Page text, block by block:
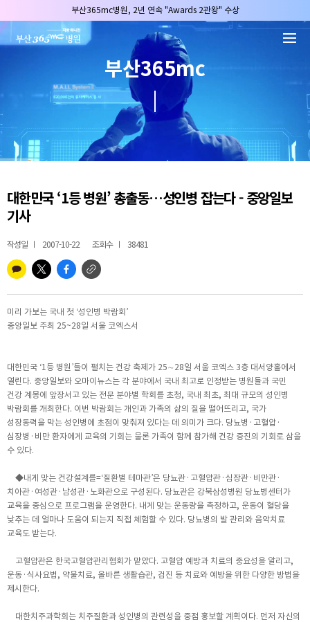
부산365mc병원, 2년 연속 "Awards 2관왕" 수상
2025 "부산365mc 보건복지부 장관상" 수상!
부산365mc병원, 8/15(토) 광복절 정상진료
부산365mc병원, 2년 연속 "Awards 2관왕" 수상
2025 "부산365mc 보건복지부 장관상" 수상!
부산365mc
대한민국 ‘1등 병원’ 총출동…성인병 잡는다 - 중앙일보
기사
작성일 2007-10-22 조회수 38481
미리 가보는 국내 첫 ‘성인병 박람회’
중앙일보 주최 25~28일 서울 코엑스서
대한민국 ‘1등 병원’들이 펼치는 건강 축제가 25∼28일 서울 코엑스 3층 대서양홀에서
열린다. 중앙일보와 오마이뉴스는 각 분야에서 국내 최고로 인정받는 병원들과 국민
건강 계몽에 앞장서고 있는 전문 분야별 학회를 초청, 국내 최초, 최대 규모의 성인병
박람회를 개최한다. 이번 박람회는 개인과 가족의 삶의 질을 떨어뜨리고, 국가
성장동력을 막는 성인병에 초점이 맞춰져 있다는 데 의미가 크다. 당뇨병·고혈압·
심장병·비만 환자에게 교육의 기회는 물론 가족이 함께 참가해 건강 증진의 기회로 삼을
수 있다.
◆내게 맞는 건강설계를=‘질환별 테마관’은 당뇨관·고혈압관·심장관·비만관·
치아관·여성관·남성관·노화관으로 구성된다. 당뇨관은 강북삼성병원 당뇨병센터가
교육을 중심으로 프로그램을 운영한다. 내게 맞는 운동량을 측정하고, 운동이 혈당을
낮추는 데 얼마나 도움이 되는지 직접 체험할 수 있다. 당뇨병의 발 관리와 음악치료
교육도 받는다.
고혈압관은 한국고혈압관리협회가 맡았다. 고혈압 예방과 치료의 중요성을 알리고,
운동·식사요법, 약물치료, 올바른 생활습관, 검진 등 치료와 예방을 위한 다양한 방법을
제시한다.
대한치주과학회는 치주질환과 성인병의 관련성을 중점 홍보할 계획이다. 먼저 자신의